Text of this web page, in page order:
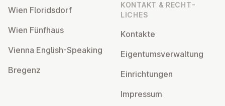
Wien Flor­idsdorf
Wien Fünfhaus
Vienna English-Speaking
Bregenz
KONTAKT & RECHT­
LICHES
Kontakte
Ei­gentums­ver­wal­tung
Ein­rich­tun­gen
Impressum